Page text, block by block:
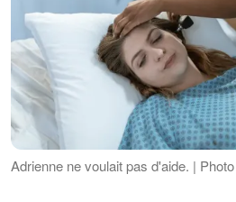
Adrienne ne voulait pas d'aide. |